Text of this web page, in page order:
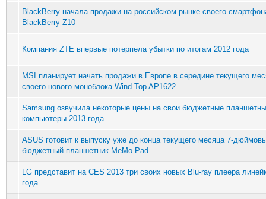
BlackBerry начала продажи на российском рынке своего
BlackBerry Z10
Компания ZTE впервые потерпела убытки по итогам 2012 года
MSI планирует начать продажи в Европе в середине текущего
своего нового моноблока Wind Top AP1622
Samsung озвучила некоторые цены на свои бюджетные
компьютеры 2013 года
ASUS готовит к выпуску уже до конца текущего месяца 7-
бюджетный планшетник MeMo Pad
LG представит на CES 2013 три своих новых Blu-ray плеера
года